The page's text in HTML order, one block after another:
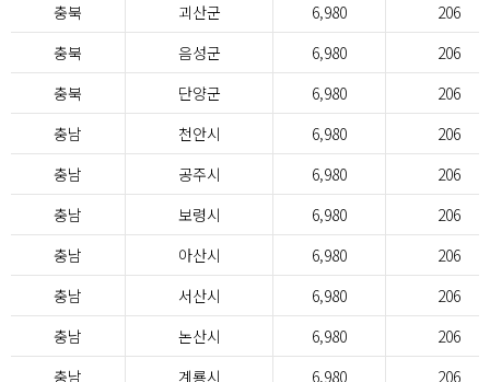
충북
괴산군 6,980
206
충북
음성군 6,980
206
충북
단양군 6,980
206
충남
천안시 6,980
206
충남
공주시 6,980
206
충남
보령시 6,980
206
충남
아산시 6,980
206
충남
서산시 6,980
206
충남
논산시 6,980
206
충남
계룡시 6,980 206